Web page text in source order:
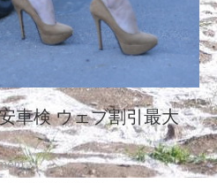
車検 ウェブ割引最大